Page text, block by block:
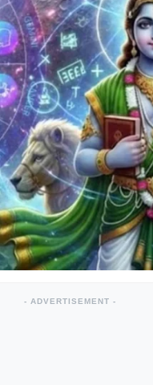
- ADVERTISEMENT -